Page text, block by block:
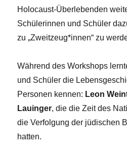
Holocaust-Überlebenden
Schülerinnen und Schüler
zu „Zweitzeug*innen“ zu
Während des Workshops
und Schüler die
Personen kennen: Leon
Lauinger, die die Zeit des
die Verfolgung der jüdischen
hatten.